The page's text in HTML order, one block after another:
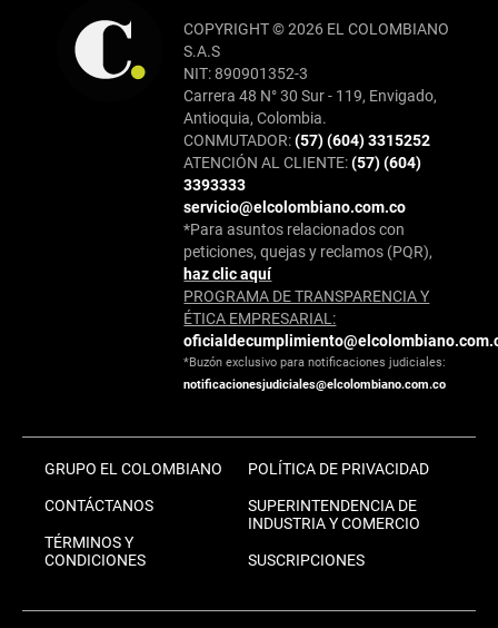
COPYRIGHT © 2026 EL COLOMBIANO
S.A.S
NIT: 890901352-3
Carrera 48 N° 30 Sur - 119, Envigado,
Antioquia, Colombia.
CONMUTADOR:(57) (604) 3315252
ATENCIÓN AL CLIENTE:(57) (604)
3393333
servicio@elcolombiano.com.co
*Para asuntos relacionados con
peticiones, quejas y reclamos (PQR),
haz clic aquí
PROGRAMA DE TRANSPARENCIA Y
ÉTICA EMPRESARIAL:
*Buzón exclusivo para notificaciones judiciales:
notificacionesjudiciales@elcolombiano.com.co
GRUPO EL COLOMBIANO
CONTÁCTANOS
TÉRMINOS Y
CONDICIONES
POLÍTICA DE PRIVACIDAD
SUPERINTENDENCIA DE
INDUSTRIA Y COMERCIO
SUSCRIPCIONES